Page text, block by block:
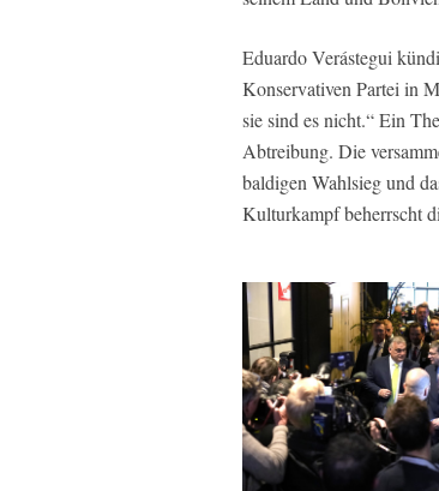
Eduardo Verástegui
Konservativen Partei in
sie sind es nicht.“ Ein
Abtreibung. Die
baldigen Wahlsieg und
Kulturkampf beherrscht